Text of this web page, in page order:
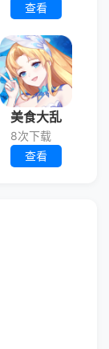
查看
美食大乱
8次下载
查看